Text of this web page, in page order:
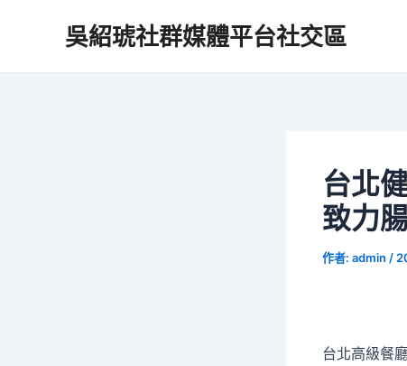
吳紹琥社群媒體平台社交區
台北
致力
作者: admin /
台北高級餐